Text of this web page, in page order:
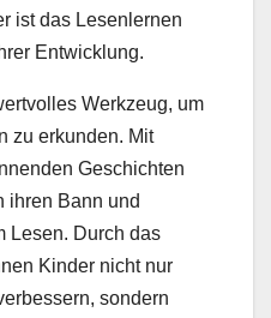
ist das Lesenlernen
Entwicklung.
Werkzeug, um
zu erkunden. Mit
Geschichten
ihren Bann und
Lesen. Durch das
Kinder nicht nur
sondern